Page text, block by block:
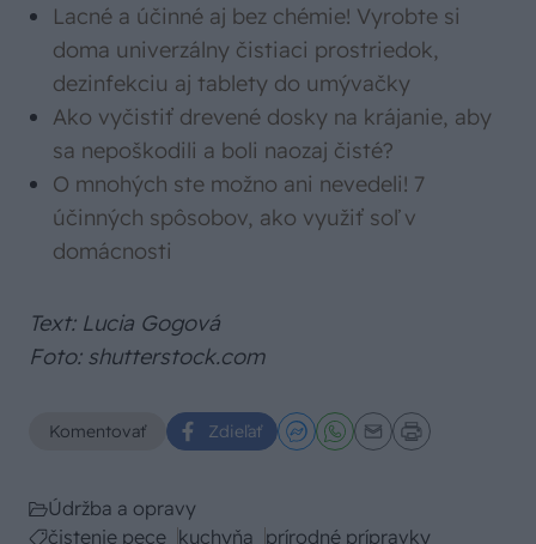
Lacné a účinné aj bez chémie! Vyrobte si
doma univerzálny čistiaci prostriedok,
dezinfekciu aj tablety do umývačky
Ako vyčistiť drevené dosky na krájanie, aby
sa nepoškodili a boli naozaj čisté?
O mnohých ste možno ani nevedeli! 7
účinných spôsobov, ako využiť soľ v
domácnosti
Text: Lucia Gogová
Foto: shutterstock.com
Komentovať Zdieľať
Údržba a opravy
čistenie pece kuchyňa prírodné prípravky